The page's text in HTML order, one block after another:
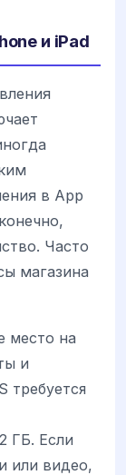
и iPad
в App
Часто
магазина
место на
и
требуется
ГБ. Если
или видео,